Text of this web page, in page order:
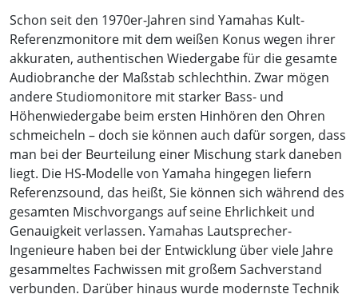
Schon seit den 1970er-Jahren sind Yamahas Kult-
Referenzmonitore mit dem weißen Konus wegen ihrer
akkuraten, authentischen Wiedergabe für die gesamte
Audiobranche der Maßstab schlechthin. Zwar mögen
andere Studiomonitore mit starker Bass- und
Höhenwiedergabe beim ersten Hinhören den Ohren
schmeicheln – doch sie können auch dafür sorgen, dass
man bei der Beurteilung einer Mischung stark daneben
liegt. Die HS-Modelle von Yamaha hingegen liefern
Referenzsound, das heißt, Sie können sich während des
gesamten Mischvorgangs auf seine Ehrlichkeit und
Genauigkeit verlassen. Yamahas Lautsprecher-
Ingenieure haben bei der Entwicklung über viele Jahre
gesammeltes Fachwissen mit großem Sachverstand
verbunden. Darüber hinaus wurde modernste Technik